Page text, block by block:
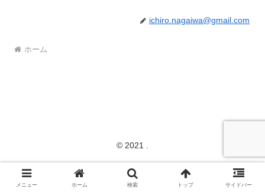
ichiro.nagaiwa@gmail.com
ホーム
© 2021 .
メニュー ホーム 検索 トップ サイドバー